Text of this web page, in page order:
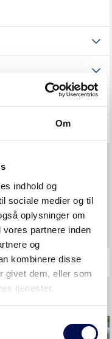
Om
indhold og
sociale medier og til
oplysninger om
partnere inden
og
kombinere disse
givet dem, eller som
tjenester.